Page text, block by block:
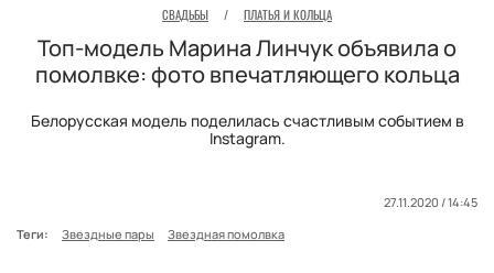
СВАДЬБЫ / ПЛАТЬЯ И КОЛЬЦА
Топ-модель Марина Линчук объявила о
помолвке: фото впечатляющего кольца
Белорусская модель поделилась счастливым событием в
Instagram.
27.11.2020 / 14:45
Теги:
Звездные пары Звездная помолвка